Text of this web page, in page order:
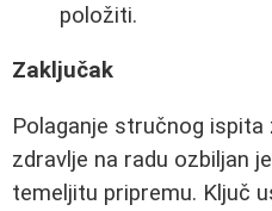
položiti.
Zaključak
Polaganje stručnog
zdravlje na radu ozbiljan
temeljitu pripremu. Ključ